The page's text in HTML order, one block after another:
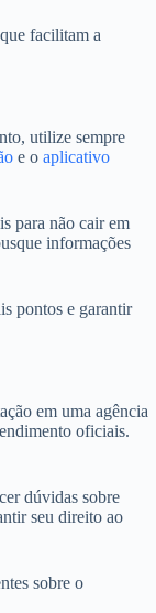
facilitam a
utilize sempre
e o aplicativo
para não cair em
informações
pontos e garantir
em uma agência
oficiais.
dúvidas sobre
seu direito ao
sobre o